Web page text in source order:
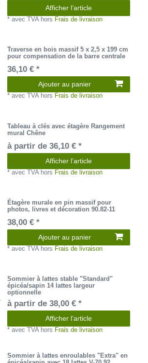
Afficher l’article
*avec TVA hors Frais de livraison
Traverse en bois massif 5 x 2,5 x 199 cm
pour compensation de la barre centrale
36,10 € *
Ajouter au panier
*avec TVAhors Frais de livraison
Tableau à clés avec étagère Rangement
mural Chêne
à partir de 36,10 € *
Afficher l’article
*avec TVA hors Frais de livraison
Étagère murale en pin massif pour
photos, livres et décoration 90.82-11
38,00 € *
Ajouter au panier
*avec TVAhors Frais de livraison
Sommier à lattes stable "Standard"
épicéa/sapin 14 lattes largeur
optionnelle
à partir de 38,00 € *
Afficher l’article
*avec TVAhors Frais de livraison
Sommier à lattes enroulables "Extra" en